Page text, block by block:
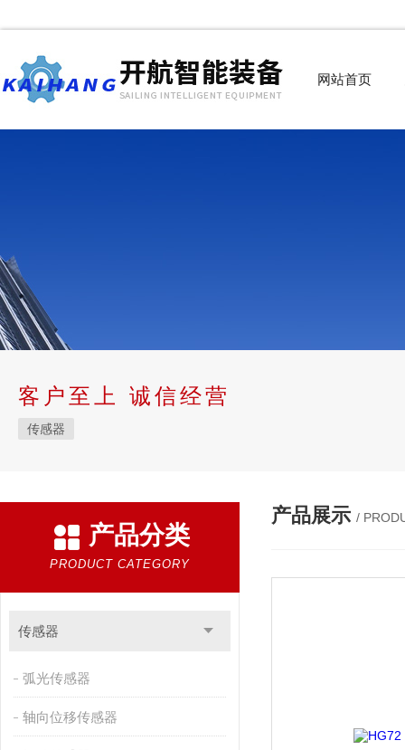
网站首页
客户至上 诚信经营
传感器
产品分类
PRODUCT CATEGORY
传感器
弧光传感器
轴向位移传感器
产品展示 /